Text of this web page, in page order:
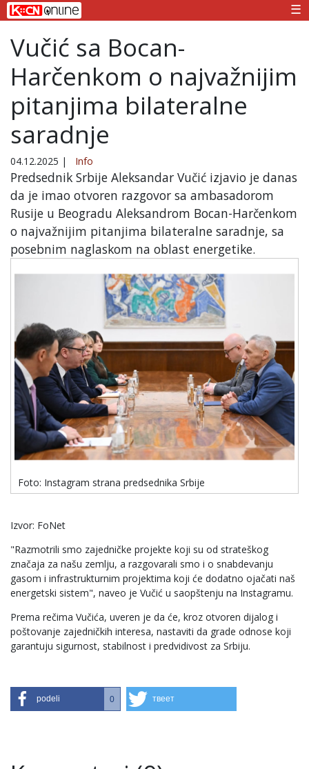
☰
Vučić sa Bocan-
Harčenkom o najvažnijim
pitanjima bilateralne
saradnje
04.12.2025 | Info
Predsednik Srbije Aleksandar Vučić izjavio je danas
da je imao otvoren razgovor sa ambasadorom
Rusije u Beogradu Aleksandrom Bocan-Harčenkom
o najvažnijim pitanjima bilateralne saradnje, sa
posebnim naglaskom na oblast energetike.
Foto: Instagram strana predsednika Srbije
Izvor: FoNet
"Razmotrili smo zajedničke projekte koji su od strateškog
značaja za našu zemlju, a razgovarali smo i o snabdevanju
gasom i infrastrukturnim projektima koji će dodatno ojačati naš
energetski sistem", naveo je Vučić u saopštenju na Instagramu.
Prema rečima Vučića, uveren je da će, kroz otvoren dijalog i
poštovanje zajedničkih interesa, nastaviti da grade odnose koji
garantuju sigurnost, stabilnost i predvidivost za Srbiju.
podeli 0 твеет